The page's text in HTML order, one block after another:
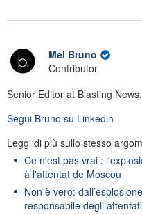
Mel Bruno
Contributor
Senior Editor at Blasting News.
Segui Bruno su Linkedin
Leggi di più sullo stesso
Ce n'est pas vrai :
à l'attentat de Moscou
Non è vero:
responsabile degli